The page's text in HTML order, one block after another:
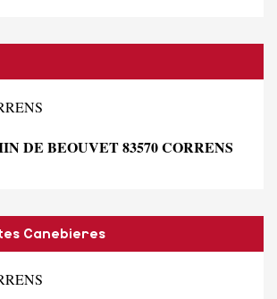
DE BEOUVET 83570 CORRENS
Canebieres